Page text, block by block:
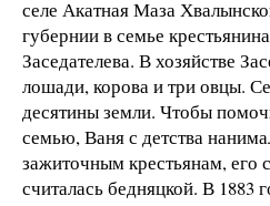
селе Акатная Маза
губернии в семье
Заседателева. В хозяйстве
лошади, корова и три овцы.
десятины земли. Чтобы
семью, Ваня с детства
зажиточным крестьянам, его
считалась бедняцкой. В 1883